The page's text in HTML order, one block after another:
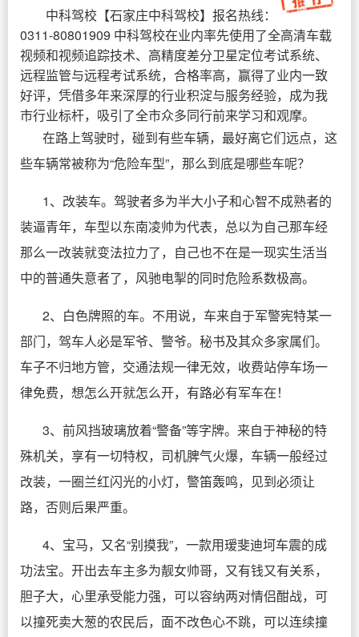
中科驾校 【石家庄中科驾校】报名热线：
0311-80801909 中科驾校在业内率先使用了全高清车载
视频和视频追踪技术、高精度差分卫星定位考试系统、
远程监管与远程考试系统，合格率高，赢得了业内一致
好评，凭借多年来深厚的行业积淀与服务经验，成为我
市行业标杆，吸引了全市众多同行前来学习和观摩。
在路上驾驶时，碰到有些车辆，最好离它们远点，这
些车辆常被称为“危险车型”，那么到底是哪些车呢？
1、改装车。驾驶者多为半大小子和心智不成熟者的
装逼青年，车型以东南凌帅为代表，总以为自己那车经
那么一改装就变法拉力了，自己也不在是一现实生活当
中的普通失意者了，风驰电掣的同时危险系数极高。
2、白色牌照的车。不用说，车来自于军警宪特某一
部门，驾车人必是军爷、警爷。秘书及其众多家属们。
车子不归地方管，交通法规一律无效，收费站停车场一
律免费，想怎么开就怎么开，有路必有军车在！
3、前风挡玻璃放着“警备”等字牌。来自于神秘的特
殊机关，享有一切特权，司机脾气火爆，车辆一般经过
改装，一圈兰红闪光的小灯，警笛轰鸣，见到必须让
路，否则后果严重。
4、宝马，又名“别摸我”，一款用瑷斐迪坷车震的成
功法宝。开出去车主多为靓女帅哥，又有钱又有关系，
胆子大，心里承受能力强，可以容纳两对情侣酣战，可
以撞死卖大葱的农民后，面不改色心不跳，可以连续撞